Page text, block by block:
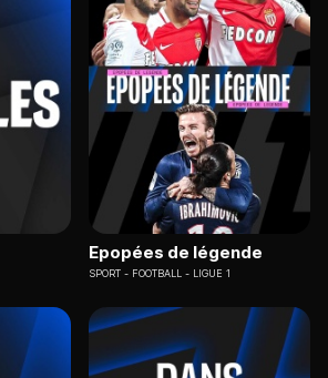
Epopées de légende
SPORT FOOTBALL - LIGUE 1